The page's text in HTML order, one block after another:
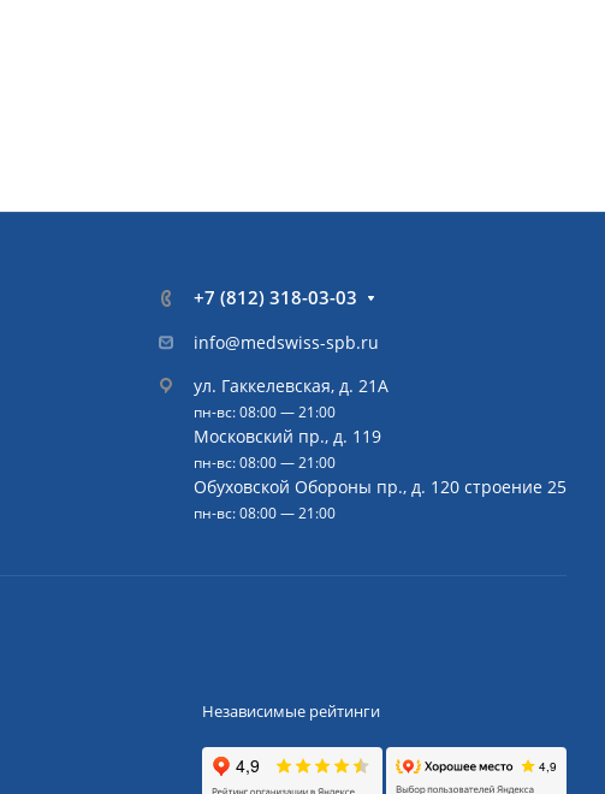
+7 (812) 318-03-03
info@medswiss-spb.ru
ул. Гаккелевская, д. 21А
пн-вс: 08:00 — 21:00
Московский пр., д. 119
пн-вс: 08:00 — 21:00
Обуховской Обороны пр., д. 120 строение 25
пн-вс: 08:00 — 21:00
Независимые рейтинги